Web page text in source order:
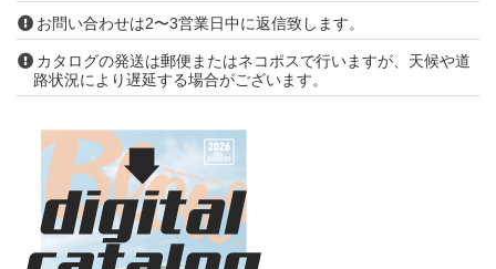
お問い合わせは2〜3営業日中に返信致します。
カタログの発送は郵便またはネコポスで行いますが、天候や道
路状況により遅延する場合がございます。